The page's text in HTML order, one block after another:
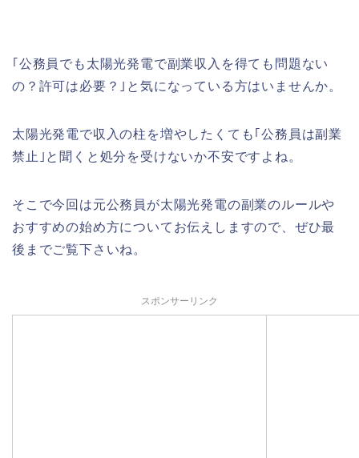
｢公務員でも太陽光発電で副業収入を得ても問題ない
の？許可は必要？｣と気になっている方はいませんか。
太陽光発電で収入の柱を増やしたくても｢公務員は副業
禁止｣と聞くと処分を受けないか不安ですよね。
そこで今回は元公務員が太陽光発電の副業のルールや
おすすめの始め方についてお伝えしますので、ぜひ最
後までご覧下さいね。
スポンサーリンク